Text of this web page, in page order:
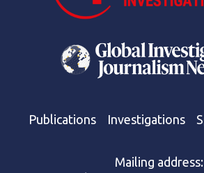
Publications Investigations
Mailing address: